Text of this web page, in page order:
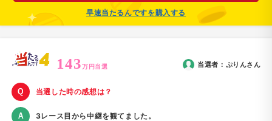
早速当たるんですを購入する
143万円当選 当選者： ぷりんさん
当選した時の感想は？
3レース目から中継を観てました。